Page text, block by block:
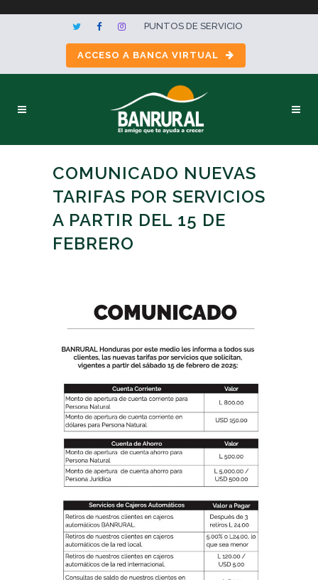
PUNTOS DE SERVICIO
ACCESO A BANCA VIRTUAL
COMUNICADO NUEVAS
TARIFAS POR SERVICIOS
A PARTIR DEL 15 DE
FEBRERO